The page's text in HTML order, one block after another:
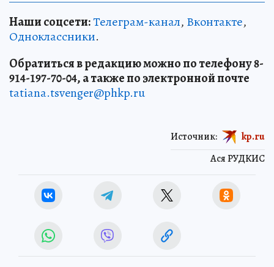
Наши соцсети:Телеграм-канал, Вконтакте,
Одноклассники.
Обратиться в редакцию можно по телефону 8-
914-197-70-04, а также по электронной почте
tatiana.tsvenger@phkp.ru
Ася РУДКИС
Источник: kp.ru